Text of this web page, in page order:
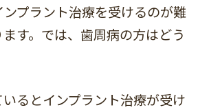
プラント治療を受けるのが難
す。では、歯周病の方はどう
るとインプラント治療が受け